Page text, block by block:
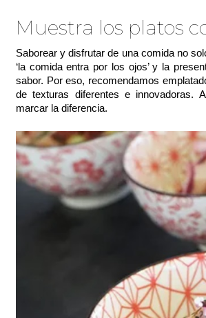
Muestra los platos
Saborear y disfrutar de una comida no
‘la comida entra por los ojos’ y la
sabor. Por eso, recomendamos
de texturas diferentes e innovadoras.
marcar la diferencia.